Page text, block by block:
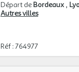
Départ de Bordeaux
Autres villes
Réf : 764977